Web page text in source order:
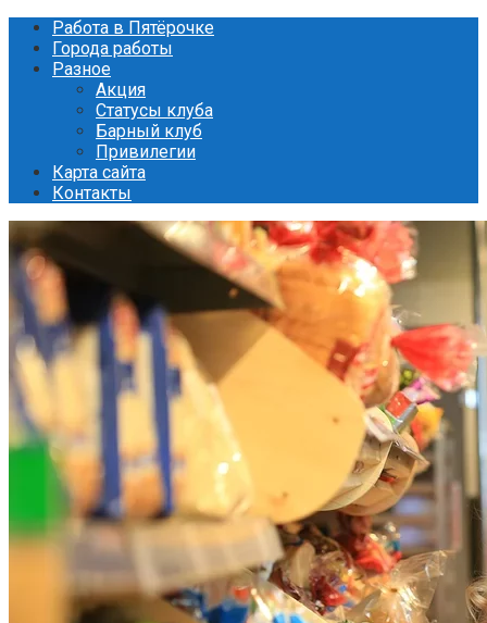
Перейти
контенту
Работа в Пятёрочке
Города работы
Разное
Акция
Статусы клуба
Барный клуб
Привилегии
Карта сайта
Контакты